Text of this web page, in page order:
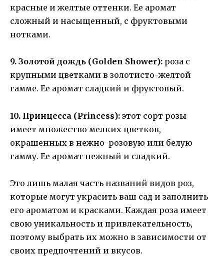
красные и желтые оттенки. Ее аромат
сложный и насыщенный, с фруктовыми
нотками.
9. Золотой дождь (Golden Shower): роза с
крупными цветками в золотисто-желтой
гамме. Ее аромат сладкий и фруктовый.
10. Принцесса (Princess): этот сорт розы
имеет множество мелких цветков,
окрашенных в нежно-розовую или белую
гамму. Ее аромат нежный и сладкий.
Это лишь малая часть названий видов роз,
которые могут украсить ваш сад и заполнить
его ароматом и красками. Каждая роза имеет
свою уникальность и привлекательность,
поэтому выбрать их можно в зависимости от
своих предпочтений и вкусов.